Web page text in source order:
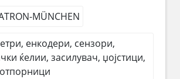
MÜNCHEN
енкодери, сензори,
ќелии, засилувач, џојстици,